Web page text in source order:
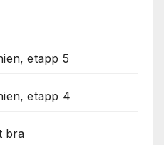
etapp 5
etapp 4
bra